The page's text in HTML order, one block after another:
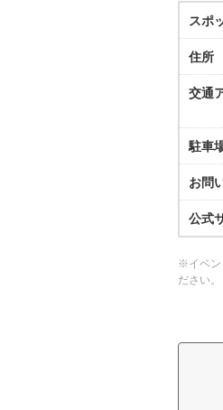
スポ
住所
交通
駐車
お問
公式
※イベン
ださい。